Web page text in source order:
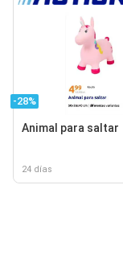
-28%
Animal para saltar
24 días